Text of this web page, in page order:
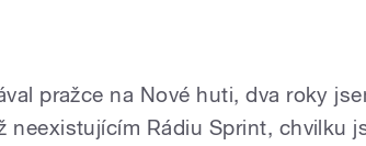
pražce na Nové huti, dva roky
neexistujícím Rádiu Sprint, chvilku